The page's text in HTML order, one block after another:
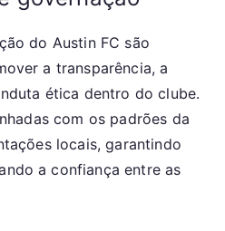
do Austin FC são
a transparência, a
ética dentro do clube.
com os padrões da
locais, garantindo
a confiança entre as